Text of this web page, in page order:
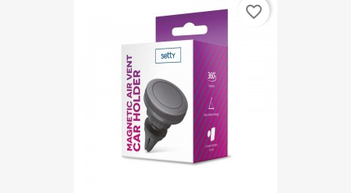
favorite_border